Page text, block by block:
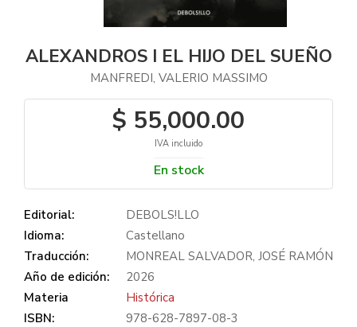
ALEXANDROS I EL HIJO DEL SUEÑO
MANFREDI, VALERIO MASSIMO
$ 55,000.00
IVA incluido
En stock
Editorial:
DEBOLS!LLO
Idioma:
Castellano
Traducción:
MONREAL SALVADOR, JOSÉ RAMÓN
Año de edición:
2026
Materia
Histórica
ISBN:
978-628-7897-08-3